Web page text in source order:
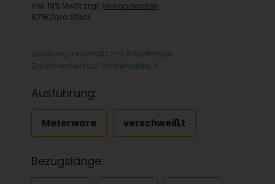
inkl. 19% MwSt zzgl. Versandkosten
8,71€/pro Stück
Lieferung innerhalb 2-3 Arbeitstage.
Zwischenverkauf vorbehalten. *
Ausführung:
Meterware verschweißt
Bezugslänge: